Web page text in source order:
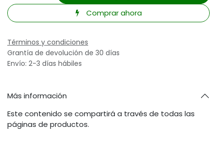
Comprar ahora
Términos y condiciones
Grantía de devolución de 30 días
Envío: 2-3 días hábiles
Más información
Este contenido se compartirá a través de todas las
páginas de productos.